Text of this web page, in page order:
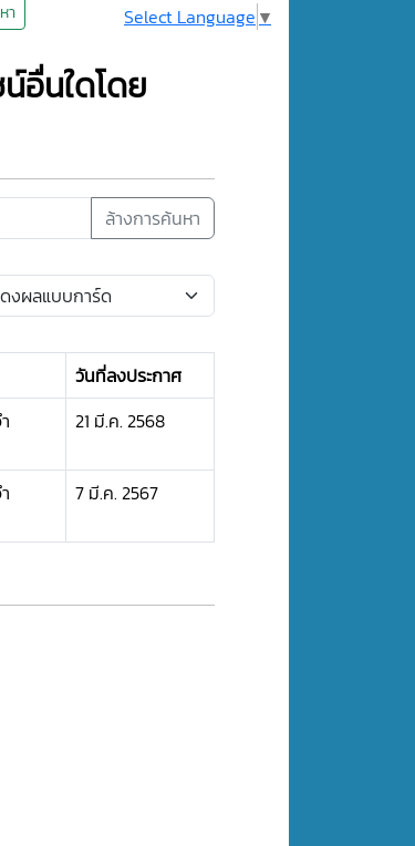
า Select Language ▼
อื่นใดโดย
ล้างการค้นหา
วันที่ลงประกาศ
21 มี.ค. 2568
7 มี.ค. 2567